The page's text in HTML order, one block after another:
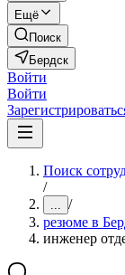
Ещё
Поиск
Бердск
Войти
Войти
Поиск
/
... /
резюме в
инженер